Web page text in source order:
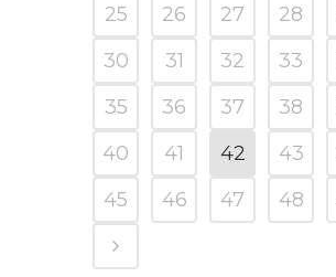
25
26 27 28
30
31 32 33
35
36 37 38
40
41 42 43
45
46 47 48